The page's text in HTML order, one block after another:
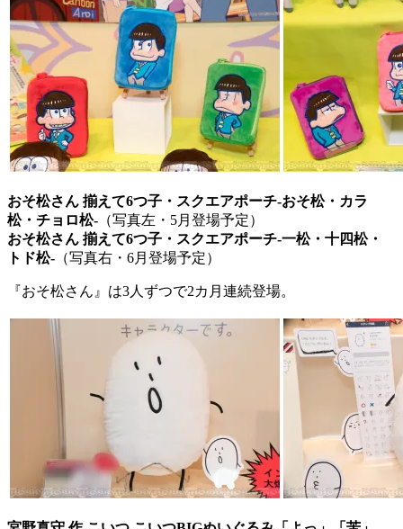
おそ松さん 揃えて6つ子・スクエアポーチ-おそ松・カラ
松・チョロ松- （写真左・5月登場予定）
おそ松さん 揃えて6つ子・スクエアポーチ-一松・十四松・
トド松- （写真右・6月登場予定）
『おそ松さん』は3人ずつで2カ月連続登場。